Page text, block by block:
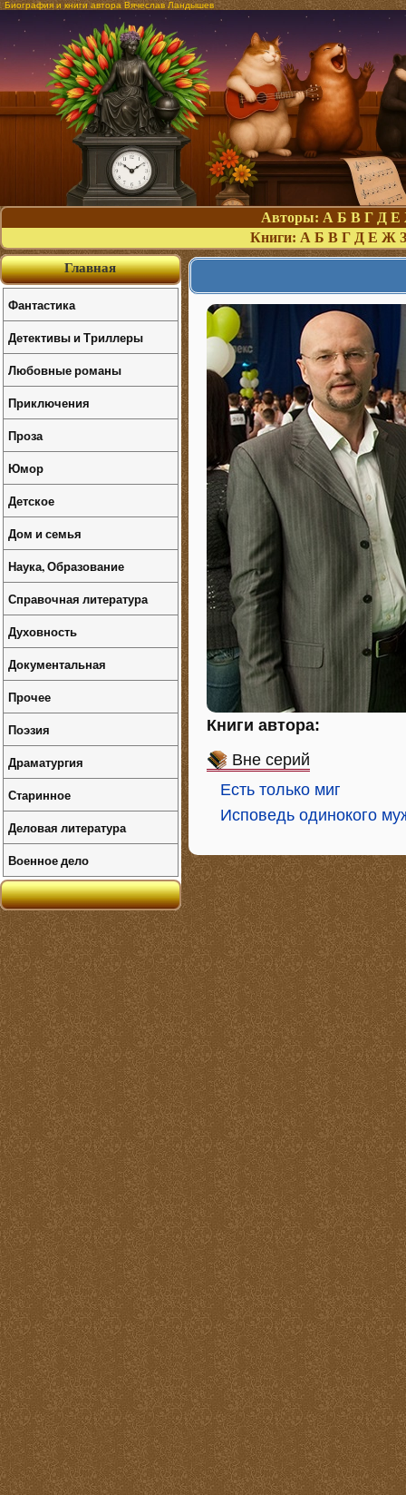
Биография и книги автора Вячеслав Ландышев
Авторы: А Б В Г Д Е
Книги: А Б В Г Д Е Ж З
Книги автора:
Вне серий
Есть только миг
Исповедь одинокого
Главная
Фантастика
Детективы и Триллеры
Любовные романы
Приключения
Проза
Юмор
Детское
Дом и семья
Наука, Образование
Справочная литература
Духовность
Документальная
Прочее
Поэзия
Драматургия
Старинное
Деловая литература
Военное дело